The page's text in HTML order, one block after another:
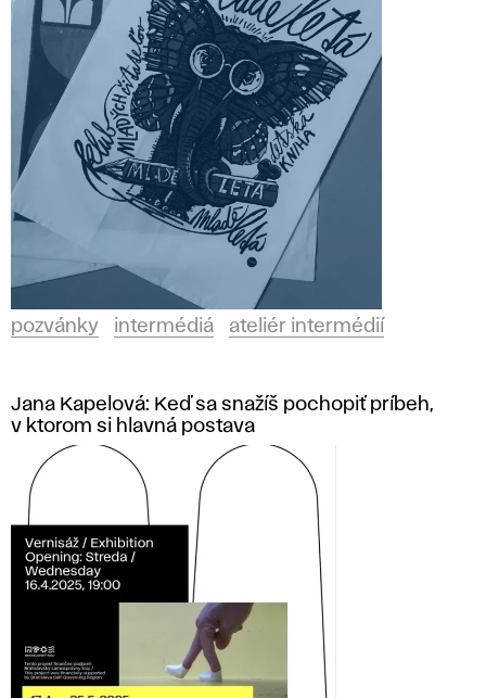
pozvánky intermédiá ateliér intermédií
Jana Kapelová: Keď sa snažíš pochopiť príbeh,
v ktorom si hlavná postava